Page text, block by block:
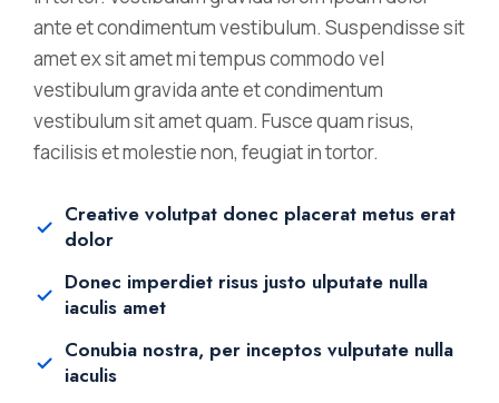
ante et condimentum vestibulum. Suspendisse sit
amet ex sit amet mi tempus commodo vel
vestibulum gravida ante et condimentum
vestibulum sit amet quam. Fusce quam risus,
facilisis et molestie non, feugiat in tortor.
Creative volutpat donec placerat metus erat
dolor
Donec imperdiet risus justo ulputate nulla
iaculis amet
Conubia nostra, per inceptos vulputate nulla
iaculis